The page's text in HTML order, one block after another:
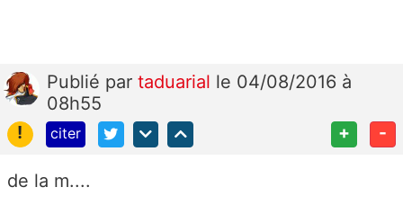
Publié par taduarial le 04/08/2016 à
08h55
!
citer + -
de la m....